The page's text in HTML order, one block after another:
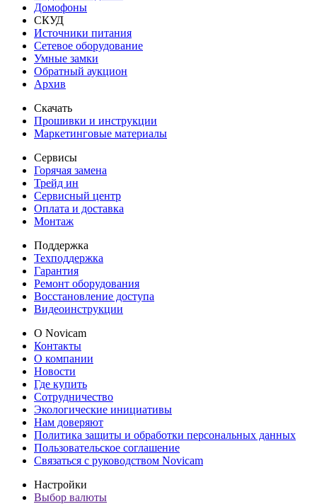
Домофоны
СКУД
Источники питания
Сетевое оборудование
Умные замки
Обратный аукцион
Архив
Скачать
Прошивки и инструкции
Маркетинговые материалы
Сервисы
Горячая замена
Трейд ин
Сервисный центр
Оплата и доставка
Монтаж
Поддержка
Техподдержка
Гарантия
Ремонт оборудования
Восстановление доступа
Видеоинструкции
О Novicam
Контакты
О компании
Новости
Где купить
Сотрудничество
Экологические инициативы
Нам доверяют
Политика защиты и обработки персональных данных
Пользовательское соглашение
Связаться с руководством Novicam
Настройки
Выбор валюты